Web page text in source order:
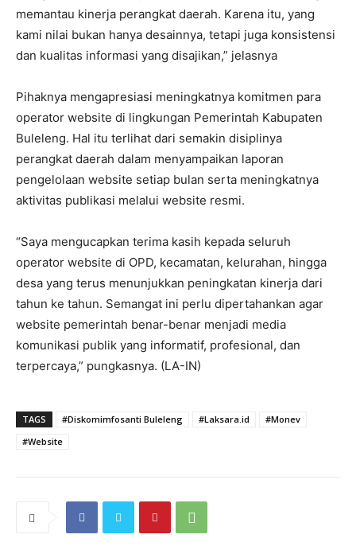
memantau kinerja perangkat daerah. Karena itu, yang
kami nilai bukan hanya desainnya, tetapi juga konsistensi
dan kualitas informasi yang disajikan,” jelasnya
Pihaknya mengapresiasi meningkatnya komitmen para
operator website di lingkungan Pemerintah Kabupaten
Buleleng. Hal itu terlihat dari semakin disiplinya
perangkat daerah dalam menyampaikan laporan
pengelolaan website setiap bulan serta meningkatnya
aktivitas publikasi melalui website resmi.
“Saya mengucapkan terima kasih kepada seluruh
operator website di OPD, kecamatan, kelurahan, hingga
desa yang terus menunjukkan peningkatan kinerja dari
tahun ke tahun. Semangat ini perlu dipertahankan agar
website pemerintah benar-benar menjadi media
komunikasi publik yang informatif, profesional, dan
terpercaya,” pungkasnya. (LA-IN)
TAGS #Diskomimfosanti Buleleng #Laksara.id
#Monev
#Website